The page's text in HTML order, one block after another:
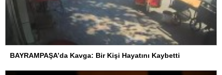
BAYRAMPAŞA’da Kavga: Bir Kişi Hayatını Kaybetti